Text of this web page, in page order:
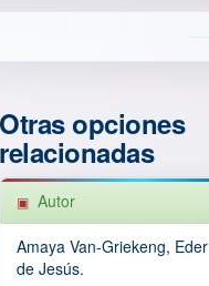
Otras opciones
relacionadas
Autor
Amaya Van-Griekeng, Eder
de Jesús.